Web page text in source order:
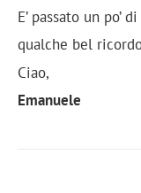
E’ passato un
qualche bel
Ciao,
Emanuele